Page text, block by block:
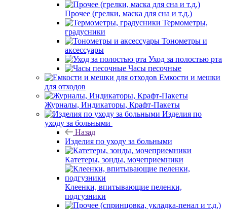
Прочее (грелки, маска для сна и т.д.)
Термометры,
градусники
Тонометры и
аксессуары
Уход за полостью рта
Часы песочные
Емкости и мешки
для отходов
Журналы, Индикаторы, Крафт-Пакеты
Изделия по
уходу за больными
Назад
Изделия по уходу за больными
Катетеры, зонды, мочеприемники
Клеенки, впитывающие пеленки,
подгузники